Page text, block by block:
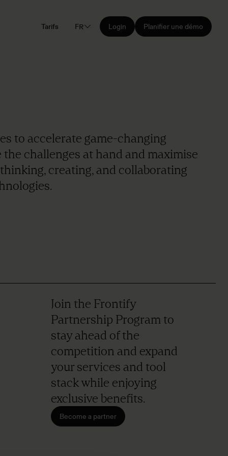
Tarifs FR Login Planifier une démo
to accelerate game-changing
the challenges at hand and maximise
creating, and collaborating
Join the Frontify
Partnership Program to
stay ahead of the
competition and expand
your services and tool
stack while enjoying
exclusive benefits.
Become a partner